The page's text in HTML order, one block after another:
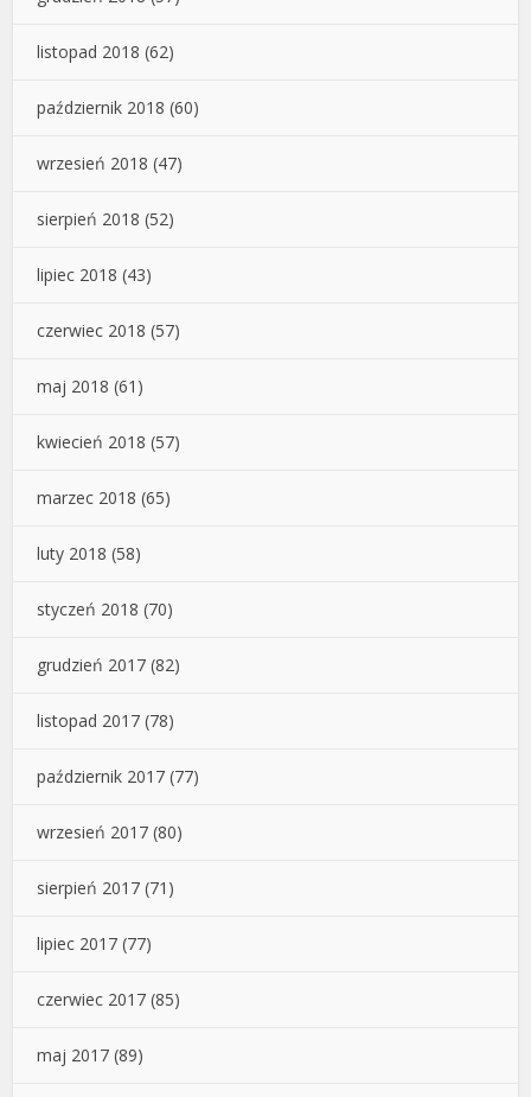
listopad 2018 (62)
październik 2018 (60)
wrzesień 2018 (47)
sierpień 2018 (52)
lipiec 2018 (43)
czerwiec 2018 (57)
maj 2018 (61)
kwiecień 2018 (57)
marzec 2018 (65)
luty 2018 (58)
styczeń 2018 (70)
grudzień 2017 (82)
listopad 2017 (78)
październik 2017 (77)
wrzesień 2017 (80)
sierpień 2017 (71)
lipiec 2017 (77)
czerwiec 2017 (85)
maj 2017 (89)